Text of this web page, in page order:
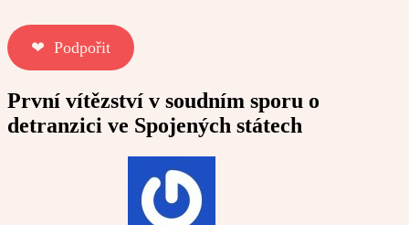
❤︎ Podpořit
První vítězství v soudním sporu o
detranzici ve Spojených státech